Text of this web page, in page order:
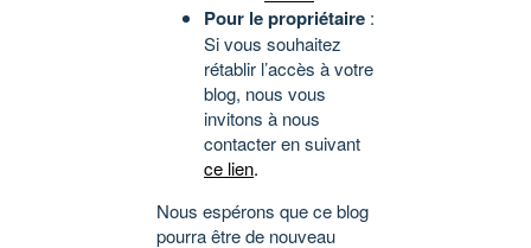
Pour le propriétaire :
Si vous souhaitez
rétablir l’accès à votre
blog, nous vous
invitons à nous
contacter en suivant
ce lien.
Nous espérons que ce blog
pourra être de nouveau